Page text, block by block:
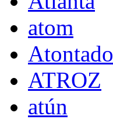
atom
Atontado
ATROZ
atún